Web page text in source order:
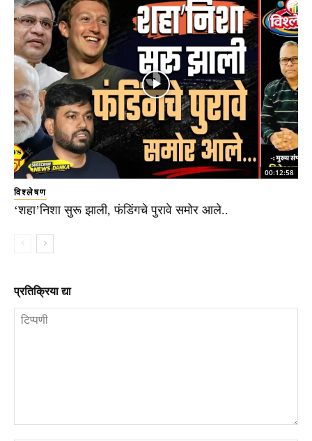
00:12:58
विश्लेषण
‘शहा’निशा सुरू झाली, फंडिंगचे पुरावे समोर आले..
प्रतिक्रिया द्या